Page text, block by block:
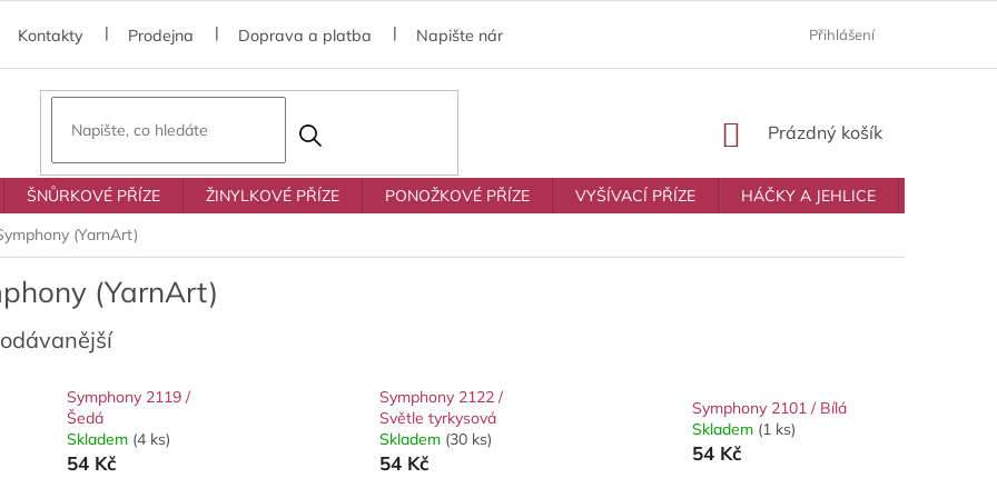
Kontakty Prodejna Doprava a platba Napište nám Prodávané značky
Přihlášení
NÁKUPNÍ
Prázdný košík
ŠNŮRKOVÉ PŘÍZE ŽINYLKOVÉ PŘÍZE PONOŽKOVÉ PŘÍZE VYŠÍVACÍ PŘÍZE HÁČKY A JEHLICE
(YarnArt)
(YarnArt)
Symphony 2119 /
Šedá
Skladem (4 ks)
54 Kč
Symphony 2122 /
Světle tyrkysová
Skladem (30 ks)
54 Kč
Symphony 2101 / Bílá
Skladem (1 ks)
54 Kč